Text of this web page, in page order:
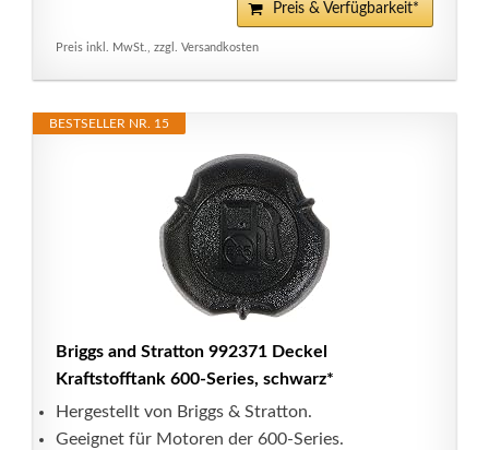
Preis & Verfügbarkeit*
Preis inkl. MwSt., zzgl. Versandkosten
BESTSELLER NR. 15
Briggs and Stratton 992371 Deckel
Kraftstofftank 600-Series, schwarz*
Hergestellt von Briggs & Stratton.
Geeignet für Motoren der 600-Series.